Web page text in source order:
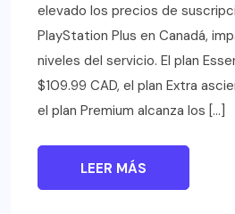
elevado los precios de
PlayStation Plus en Canadá,
niveles del servicio. El plan
$109.99 CAD, el plan Extra
el plan Premium alcanza los […]
LEER MÁS